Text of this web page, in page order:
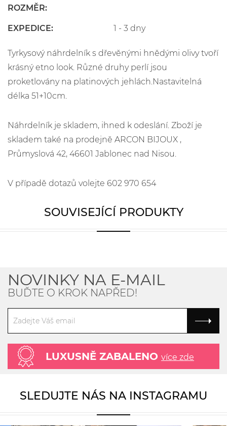
ROZMĚR:
EXPEDICE: 1 - 3 dny
Tyrkysový náhrdelník s dřevěnými hnědými olivy tvoří
krásný etno look. Různé druhy perlí jsou
proketlovány na platinových jehlách.Nastavitelná
délka 51+10cm.
Náhrdelník je skladem, ihned k odeslání. Zboží je
skladem také na prodejně ARCON BIJOUX ,
Průmyslová 42, 46601 Jablonec nad Nisou.
V případě dotazů volejte 602 970 654
SOUVISEJÍCÍ PRODUKTY
NOVINKY NA E-MAIL
BUĎTE O KROK NAPŘED!
LUXUSNĚ ZABALENO více zde
SLEDUJTE NÁS NA INSTAGRAMU